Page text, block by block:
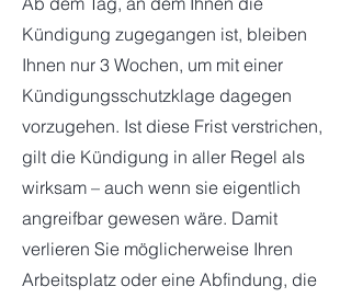
Kündigung zugegangen ist, bleiben
Ihnen nur 3 Wochen, um mit einer
Kündigungsschutzklage dagegen
vorzugehen. Ist diese Frist verstrichen,
gilt die Kündigung in aller Regel als
wirksam – auch wenn sie eigentlich
angreifbar gewesen wäre. Damit
verlieren Sie möglicherweise Ihren
Arbeitsplatz oder eine Abfindung, die